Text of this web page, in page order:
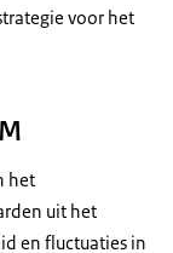
voor het
het
uit het
en fluctuaties in